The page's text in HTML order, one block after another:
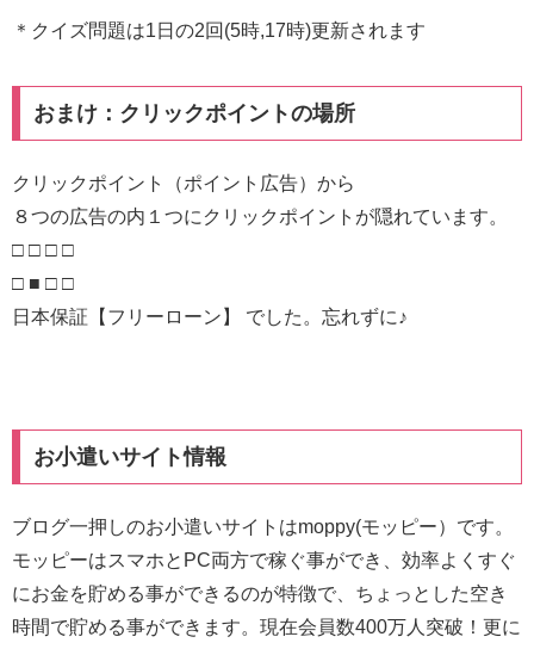
＊クイズ問題は1日の2回(5時,17時)更新されます
おまけ：クリックポイントの場所
クリックポイント（ポイント広告）から
８つの広告の内１つにクリックポイントが隠れています。
□ □ □ □
□ ■ □ □
日本保証【フリーローン】 でした。忘れずに♪
お小遣いサイト情報
ブログ一押しのお小遣いサイトはmoppy(モッピー）です。
モッピーはスマホとPC両方で稼ぐ事ができ、効率よくすぐ
にお金を貯める事ができるのが特徴で、ちょっとした空き
時間で貯める事ができます。現在会員数400万人突破！更に